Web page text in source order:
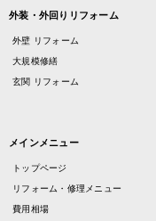
外装・外回りリフォーム
外壁 リフォーム
大規模修繕
玄関 リフォーム
メインメニュー
トップページ
リフォーム・修理メニュー
費用相場